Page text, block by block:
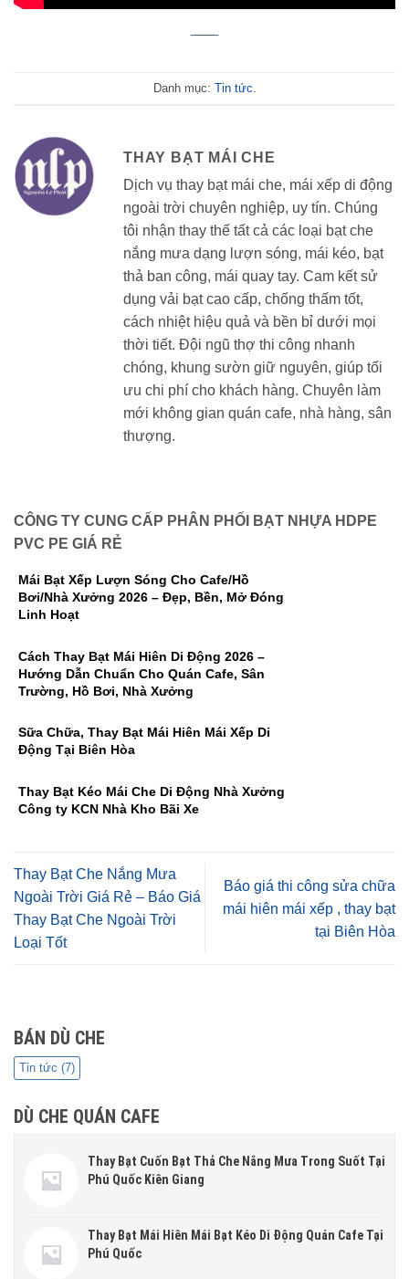
Danh mục: Tin tức
THAY BẠT MÁI CHE
Dịch vụ thay bạt mái che, mái xếp di động
ngoài trời chuyên nghiệp, uy tín. Chúng
tôi nhận thay thế tất cả các loại bạt che
nắng mưa dạng lượn sóng, mái kéo, bạt
thả ban công, mái quay tay. Cam kết sử
dụng vải bạt cao cấp, chống thấm tốt,
cách nhiệt hiệu quả và bền bỉ dưới mọi
thời tiết. Đội ngũ thợ thi công nhanh
chóng, khung sườn giữ nguyên, giúp tối
ưu chi phí cho khách hàng. Chuyên làm
mới không gian quán cafe, nhà hàng, sân
thượng.
CÔNG TY CUNG CẤP PHÂN PHỐI BẠT NHỰA HDPE
PVC PE GIÁ RẺ
Mái Bạt Xếp Lượn Sóng Cho Cafe/Hồ
Bơi/Nhà Xưởng 2026 – Đẹp, Bền, Mở Đóng
Linh Hoạt
Cách Thay Bạt Mái Hiên Di Động 2026 –
Hướng Dẫn Chuẩn Cho Quán Cafe, Sân
Trường, Hồ Bơi, Nhà Xưởng
Sữa Chữa, Thay Bạt Mái Hiên Mái Xếp Di
Động Tại Biên Hòa
Thay Bạt Kéo Mái Che Di Động Nhà Xưởng
Công ty KCN Nhà Kho Bãi Xe
Thay Bạt Che Nắng Mưa
Ngoài Trời Giá Rẻ – Báo Giá
Thay Bạt Che Ngoài Trời
Loại Tốt
Báo giá thi công sửa chữa
mái hiên mái xếp , thay bạt
tại Biên Hòa
BÁN DÙ CHE
Tin tức (7)
DÙ CHE QUÁN CAFE
Thay Bạt Cuốn Bạt Thả Che Nắng Mưa Trong Suốt Tại
Phú Quốc Kiên Giang
Thay Bạt Mái Hiên Mái Bạt Kéo Di Động Quán Cafe Tại
Phú Quốc